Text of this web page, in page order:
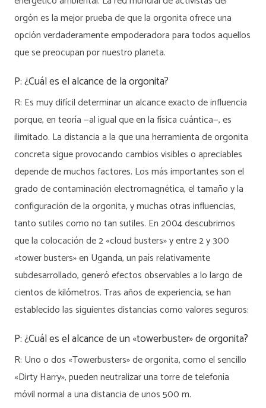
orgón es la mejor prueba de que la orgonita ofrece una
opción verdaderamente empoderadora para todos aquellos
que se preocupan por nuestro planeta.
P: ¿Cuál es el alcance de la orgonita?
R: Es muy difícil determinar un alcance exacto de influencia
porque, en teoría —al igual que en la física cuántica—, es
ilimitado. La distancia a la que una herramienta de orgonita
concreta sigue provocando cambios visibles o apreciables
depende de muchos factores. Los más importantes son el
grado de contaminación electromagnética, el tamaño y la
configuración de la orgonita, y muchas otras influencias,
tanto sutiles como no tan sutiles. En 2004 descubrimos
que la colocación de 2 «cloud busters» y entre 2 y 300
«tower busters» en Uganda, un país relativamente
subdesarrollado, generó efectos observables a lo largo de
cientos de kilómetros. Tras años de experiencia, se han
establecido las siguientes distancias como valores seguros:
P: ¿Cuál es el alcance de un «towerbuster» de orgonita?
R: Uno o dos «Towerbusters» de orgonita, como el sencillo
«Dirty Harry», pueden neutralizar una torre de telefonía
móvil normal a una distancia de unos 500 m.